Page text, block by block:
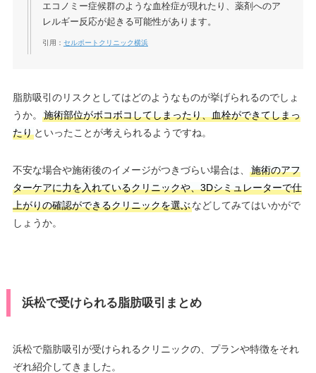
エコノミー症候群のような血栓症が現れたり、薬剤へのア
レルギー反応が起きる可能性があります。
引用： セルポートクリニック横浜
脂肪吸引のリスクとしてはどのようなものが挙げられるのでしょ
うか。
施術部位がボコボコしてしまったり、血栓ができてしまっ
たりといったことが考えられるようですね。
不安な場合や施術後のイメージがつきづらい場合は、
施術のアフ
ターケアに力を入れているクリニックや、3Dシミュレーターで仕
上がりの確認ができるクリニックを選ぶなどしてみてはいかがで
しょうか。
浜松で受けられる脂肪吸引まとめ
浜松で脂肪吸引が受けられるクリニックの、プランや特徴をそれ
ぞれ紹介してきました。